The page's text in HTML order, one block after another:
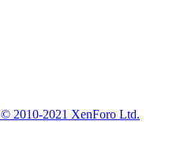
© 2010-2021 XenForo Ltd.